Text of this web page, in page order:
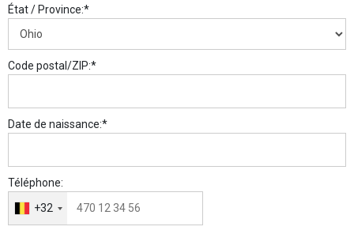
État / Province:*
Code postal/ZIP:*
Date de naissance:*
Téléphone:
+32